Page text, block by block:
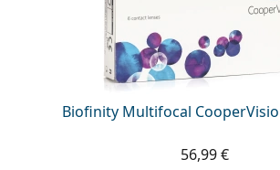
Biofinity Multifocal
56,99 €